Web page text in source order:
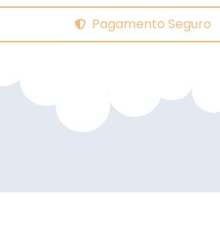
Pagamento Seguro